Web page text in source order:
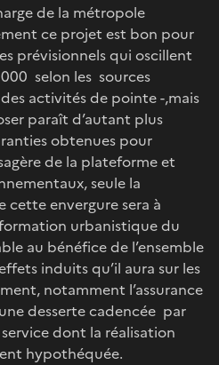
de la métropole
ce projet est bon pour
prévisionnels qui oscillent
selon les sources
activités de pointe -,mais
paraît d’autant plus
obtenues pour
de la plateforme et
seule la
cette envergure sera à
urbanistique du
au bénéfice de l’ensemble
induits qu’il aura sur les
notamment l’assurance
desserte cadencée par
dont la réalisation
hypothéquée.